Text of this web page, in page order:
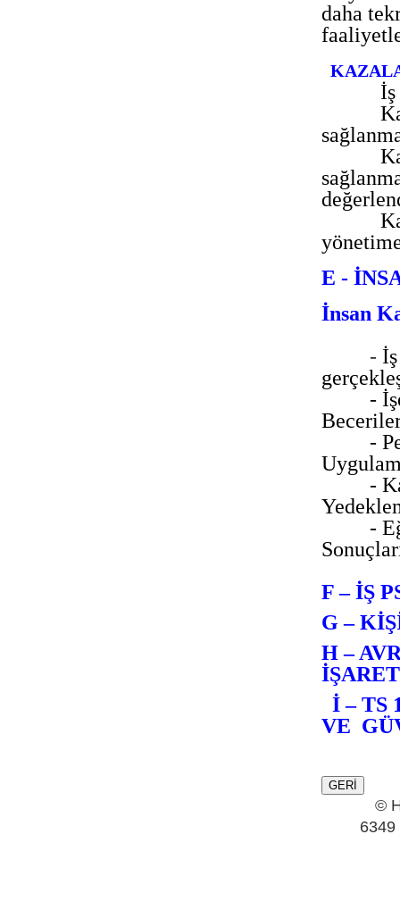
daha
İş
E -
İnsan
-
-
-
-
-
F – İŞ
G –
H –
İ – TS
VE
©
6349